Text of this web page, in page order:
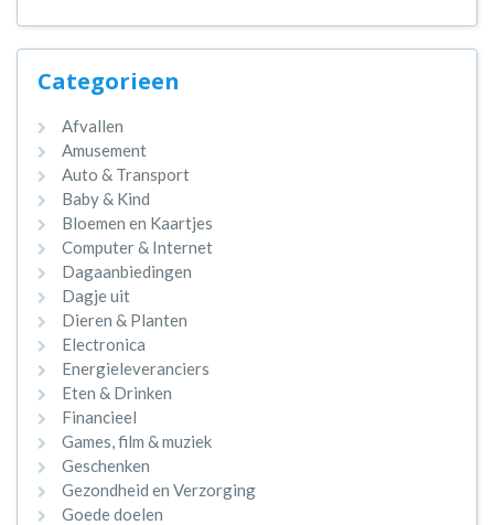
Categorieen
Afvallen
Amusement
Auto & Transport
Baby & Kind
Bloemen en Kaartjes
Computer & Internet
Dagaanbiedingen
Dagje uit
Dieren & Planten
Electronica
Energieleveranciers
Eten & Drinken
Financieel
Games, film & muziek
Geschenken
Gezondheid en Verzorging
Goede doelen